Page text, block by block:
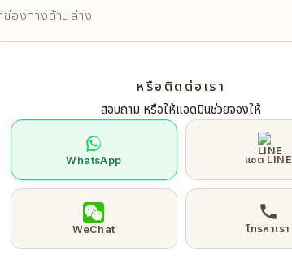
ส่วนลด 10%
WAX และ GEL
องทางด้านล่าง
หรือติดต่อเรา
สอบถาม หรือให้แอดมินช่วยจองให้
WhatsApp แชต LINE
WeChat โทรหาเรา